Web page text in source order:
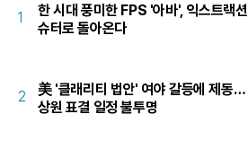
1
한 시대 풍미한 FPS '아바', 익스트랙션
슈터로 돌아온다
2
美 '클래리티 법안' 여야 갈등에 제동…
상원 표결 일정 불투명